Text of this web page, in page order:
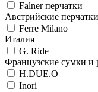
Falner перчатки
Австрийские перчатки
Ferre Milano
Италия
G. Ride
Французские сумки и
H.DUE.O
Inori